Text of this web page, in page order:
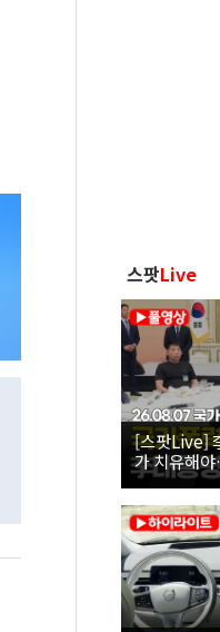
스팟Live
[스팟Live]
가 치유해
26.08.07 국